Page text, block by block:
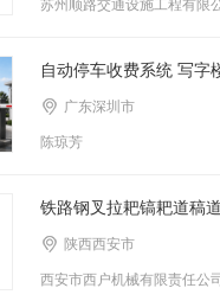
苏州顺路交通设施工程有限
自动停车收费系统 写字
广东深圳市
陈琼芳
铁路钢叉拉耙镐耙道稿
陕西西安市
西安市西户机械有限责任公司